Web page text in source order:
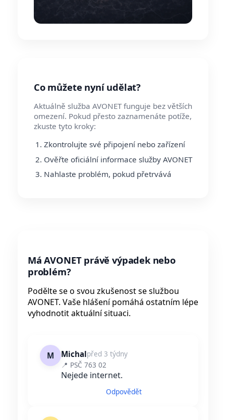
Co můžete nyní udělat?
Aktuálně služba AVONET funguje bez větších
omezení. Pokud přesto zaznamenáte potíže,
zkuste tyto kroky:
Zkontrolujte své připojení nebo zařízení
Ověřte oficiální informace služby AVONET
Nahlaste problém, pokud přetrvává
Má AVONET právě výpadek nebo
problém?
Podělte se o svou zkušenost se službou
AVONET. Vaše hlášení pomáhá ostatním lépe
vyhodnotit aktuální situaci.
M Michalpřed 3 týdny
📍 PSČ 763 02
Nejede internet.
Odpovědět